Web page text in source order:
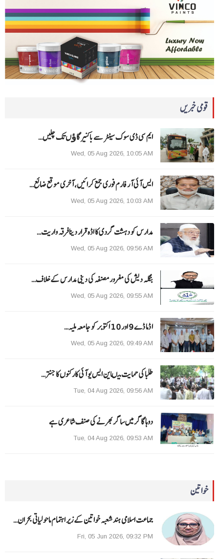
قومی خبریں
ایم سی ڈی سوک سینٹر سے باکنیر گاﺅں تک چلیں…
Wed, 05 Aug 2026, 10:05 AM
ایس آئی آر فارم فوری جمع کرائیں، آخری موقع ضائع…
Wed, 05 Aug 2026, 10:03 AM
مدارس کو دہشت گردی کا اڈہ قرار دینا فرقہ واریت…
Wed, 05 Aug 2026, 09:56 AM
بنگلہ دیش کی مفرور مصنفہ کی دینی مدارس کے خلاف…
Wed, 05 Aug 2026, 09:55 AM
ا ڈما ڈے 9 اور 10 اکتوبر کو جامعہ ملیہ…
Wed, 05 Aug 2026, 09:49 AM
طلبا کی حمایت میںاین ایس یو آئی کارکنوں کا جنتر…
Tue, 04 Aug 2026, 09:56 AM
دوہا گاگر میں ساگر بھرنے کی صنف شاعری ہے
Tue, 04 Aug 2026, 09:53 AM
خواتین
جماعت اسلامی ہند شعبہ خواتین کے زیر اہتمام ماحولیاتی بحران…
Fri, 05 Jun 2026, 09:32 PM